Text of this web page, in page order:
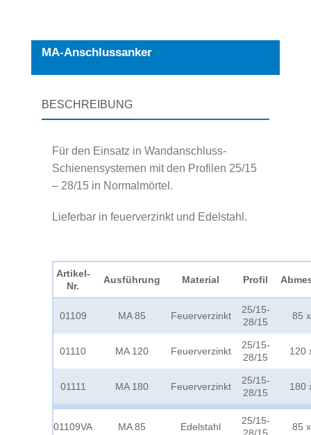
MA-Anschlussanker
BESCHREIBUNG
Für den Einsatz in Wandanschluss-
Schienensystemen mit den Profilen 25/15
– 28/15 in Normalmörtel.
Lieferbar in feuerverzinkt und Edelstahl.
Artikel-
Nr.
Ausführung Material Profil
01109 MA 85 Feuerverzinkt
25/15-
28/15
85
01110 MA 120 Feuerverzinkt
25/15-
28/15
120
01111 MA 180 Feuerverzinkt
25/15-
28/15
180
01109VA MA 85 Edelstahl
25/15-
85